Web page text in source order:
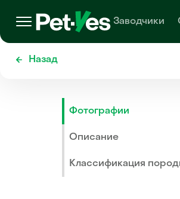
Заводчики
Назад
Фотографии
Описание
Классификация